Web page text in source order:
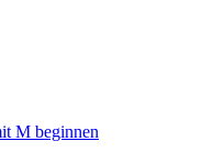
M beginnen